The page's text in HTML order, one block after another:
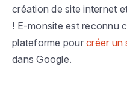
création de site internet
! E-monsite est reconnu
plateforme pour créer un
dans Google.